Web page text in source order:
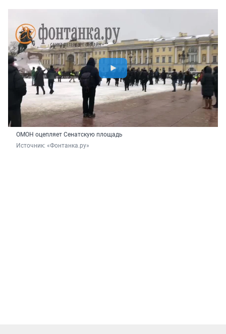
ОМОН оцепляет Сенатскую площадь
Источник: «Фонтанка.ру»